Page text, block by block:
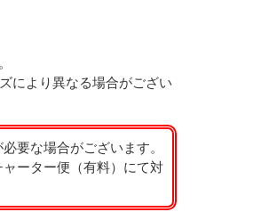
により異なる場合がござい
要な場合がございます。
ーター便（有料）にて対